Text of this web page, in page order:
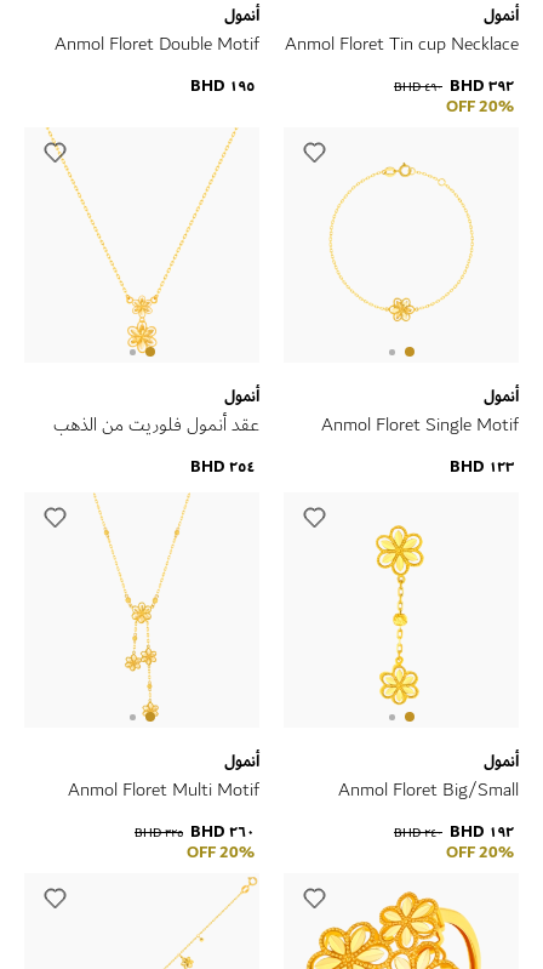
أنمول
Anmol Floret Tin cup Necklace
٣٩٢ BHD ٤٩٠ BHD
20% OFF
أنمول
Anmol Floret Double Motif
١٩٥ BHD
أنمول
Anmol Floret Single Motif
١٢٣ BHD
أنمول
عقد أنمول فلوريت من الذهب
٢٥٤ BHD
أنمول
Anmol Floret Big/Small
21K Yellow Gold
١٩٢ BHD ٢٤٠ BHD
20% OFF
أنمول
Anmol Floret Multi Motif
٢٦٠ BHD ٣٢٥ BHD
20% OFF